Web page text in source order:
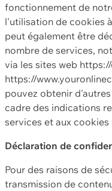
fonctionnement de
l'utilisation de cookies
peut également être
nombre de services,
via les sites web
https://
pouvez obtenir
cadre des indications
services et aux cookies
Déclaration de
Pour des raisons de
transmission de